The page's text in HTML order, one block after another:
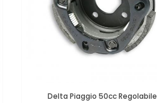
Delta Piaggio 50cc Regolabile